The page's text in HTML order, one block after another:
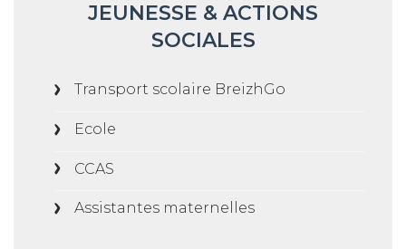
JEUNESSE & ACTIONS
SOCIALES
Transport scolaire BreizhGo
Ecole
CCAS
Assistantes maternelles